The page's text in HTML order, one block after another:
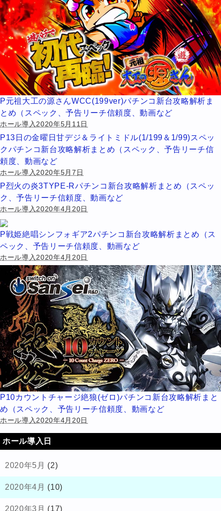
P元祖大工の源さんWCC(199ver)パチンコ新台攻略解析ま
とめ（スペック、予告リーチ信頼度、動画など
ホール導入2020年5月11日
P13日の金曜日甘デジ＆ライトミドル(1/199＆1/99)スペッ
クパチンコ新台攻略解析まとめ（スペック、予告リーチ信
頼度、動画など
ホール導入2020年5月7日
P烈火の炎3TYPE-Rパチンコ新台攻略解析まとめ（スペッ
ク、予告リーチ信頼度、動画など
ホール導入2020年4月20日
P戦姫絶唱シンフォギア2パチンコ新台攻略解析まとめ（ス
ペック、予告リーチ信頼度、動画など
ホール導入2020年4月20日
P10カウントチャージ絶狼(ゼロ)パチンコ新台攻略解析まと
め（スペック、予告リーチ信頼度、動画など
ホール導入2020年4月20日
ホール導入日
2020年5月 (2)
2020年4月 (10)
2020年3月 (17)